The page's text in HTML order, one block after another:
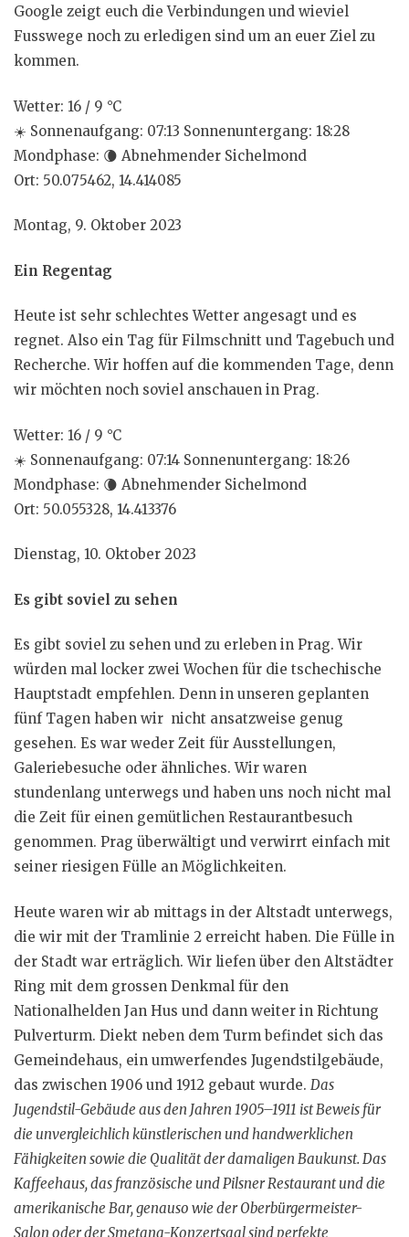
Google zeigt euch die Verbindungen und wieviel
Fusswege noch zu erledigen sind um an euer Ziel zu
kommen.
Wetter: 16 / 9 °C
☀️ Sonnenaufgang: 07:13 Sonnenuntergang: 18:28
Mondphase: 🌘 Abnehmender Sichelmond
Ort: 50.075462, 14.414085
Montag, 9. Oktober 2023
Ein Regentag
Heute ist sehr schlechtes Wetter angesagt und es
regnet. Also ein Tag für Filmschnitt und Tagebuch und
Recherche. Wir hoffen auf die kommenden Tage, denn
wir möchten noch soviel anschauen in Prag.
Wetter: 16 / 9 °C
☀️ Sonnenaufgang: 07:14 Sonnenuntergang: 18:26
Mondphase: 🌘 Abnehmender Sichelmond
Ort: 50.055328, 14.413376
Dienstag, 10. Oktober 2023
Es gibt soviel zu sehen
Es gibt soviel zu sehen und zu erleben in Prag. Wir
würden mal locker zwei Wochen für die tschechische
Hauptstadt empfehlen. Denn in unseren geplanten
fünf Tagen haben wir nicht ansatzweise genug
gesehen. Es war weder Zeit für Ausstellungen,
Galeriebesuche oder ähnliches. Wir waren
stundenlang unterwegs und haben uns noch nicht mal
die Zeit für einen gemütlichen Restaurantbesuch
genommen. Prag überwältigt und verwirrt einfach mit
seiner riesigen Fülle an Möglichkeiten.
Heute waren wir ab mittags in der Altstadt unterwegs,
die wir mit der Tramlinie 2 erreicht haben. Die Fülle in
der Stadt war erträglich. Wir liefen über den Altstädter
Ring mit dem grossen Denkmal für den
Nationalhelden Jan Hus und dann weiter in Richtung
Pulverturm. Diekt neben dem Turm befindet sich das
Gemeindehaus, ein umwerfendes Jugendstilgebäude,
das zwischen 1906 und 1912 gebaut wurde. Das
Jugendstil-Gebäude aus den Jahren 1905–1911 ist Beweis für
die unvergleichlich künstlerischen und handwerklichen
Fähigkeiten sowie die Qualität der damaligen Baukunst. Das
Kaffeehaus, das französische und Pilsner Restaurant und die
amerikanische Bar, genauso wie der Oberbürgermeister-
Salon oder der Smetana-Konzertsaal sind perfekte